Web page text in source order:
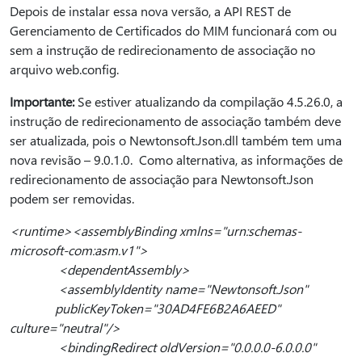
Depois de instalar essa nova versão, a API REST de
Gerenciamento de Certificados do MIM funcionará com ou
sem a instrução de redirecionamento de associação no
arquivo web.config.
Importante:Se estiver atualizando da compilação 4.5.26.0, a
instrução de redirecionamento de associação também deve
ser atualizada, pois o Newtonsoft.Json.dll também tem uma
nova revisão – 9.0.1.0. Como alternativa, as informações de
redirecionamento de associação para Newtonsoft.Json
podem ser removidas.
<runtime><assemblyBinding xmlns="urn:schemas-
microsoft-com:asm.v1">
<dependentAssembly>
<assemblyIdentity name="Newtonsoft.Json"
publicKeyToken="30AD4FE6B2A6AEED"
culture="neutral"/>
<bindingRedirect oldVersion="0.0.0.0-6.0.0.0"